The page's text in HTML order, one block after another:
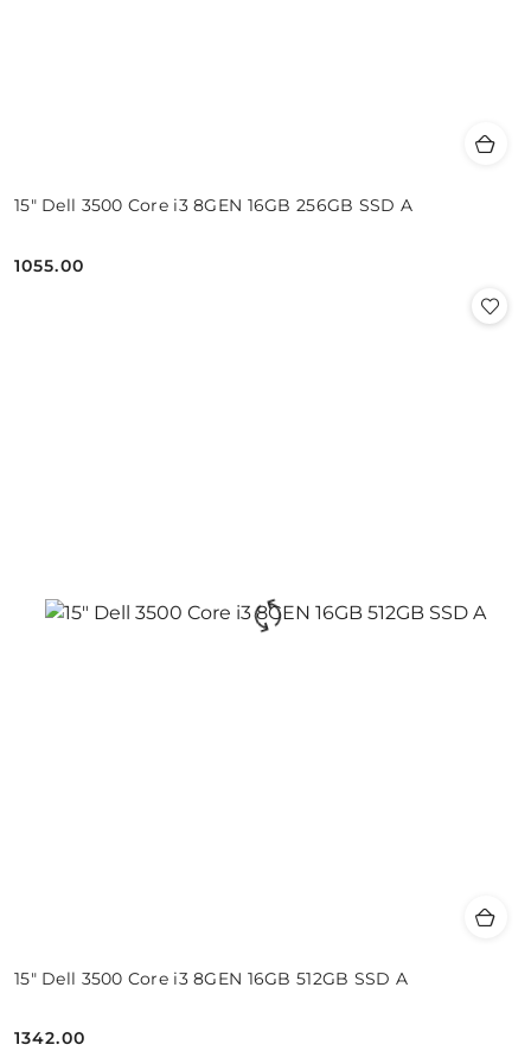
15" Dell 3500 Core i3 8GEN 16GB 256GB SSD A
Cena:
1055.00
15" Dell 3500 Core i3 8GEN 16GB 512GB SSD A
1342.00